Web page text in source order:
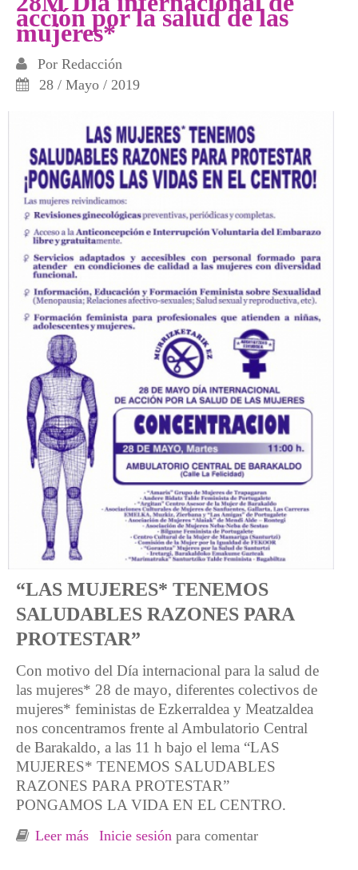
acción por la salud de las
mujeres*
Por Redacción
28 / Mayo / 2019
“LAS MUJERES* TENEMOS
SALUDABLES RAZONES PARA
PROTESTAR”
Con motivo del Día internacional para la salud de
las mujeres* 28 de mayo, diferentes colectivos de
mujeres* feministas de Ezkerraldea y Meatzaldea
nos concentramos frente al Ambulatorio Central
de Barakaldo, a las 11 h bajo el lema “LAS
MUJERES* TENEMOS SALUDABLES
RAZONES PARA PROTESTAR”
PONGAMOS LA VIDA EN EL CENTRO.
Leer más sobre 28M Día internacional de acción por la
Inicie sesión para comentar